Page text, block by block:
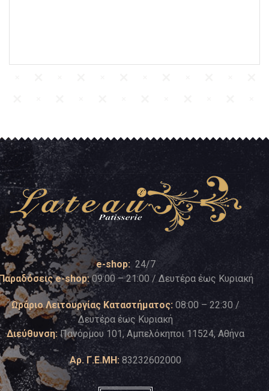
e-shop: 24/7
e-shop:09:00 – 21:00 / Δευτέρα έως Κυριακή
Ωράριο Λειτουργίας Καταστήματος: 08:00 – 22:30 /
Δευτέρα έως Κυριακή
Διεύθυνση: Πανόρμου 101, Αμπελόκηποι 11524, Αθήνα
Αρ. Γ.Ε.ΜΗ: 83232602000